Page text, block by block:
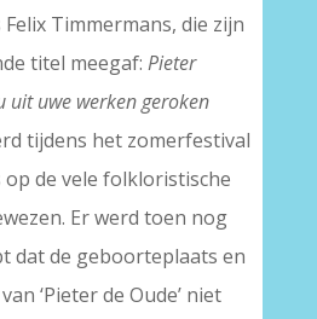
Timmermans, die zijn
titel meegaf: Pieter
uit uwe werken geroken
tijdens het zomerfestival
de vele folkloristische
Er werd toen nog
dat de geboorteplaats en
‘Pieter de Oude’ niet